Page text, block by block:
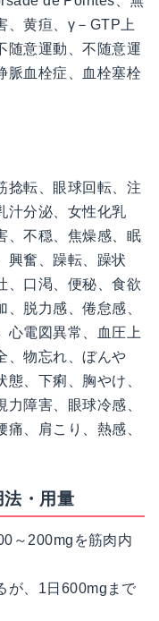
、黄疸、γ－GTP上
随意運動、不随意運
脈血栓症、血栓塞栓
捻転、眼球回転、注
汁分泌、女性化乳
、不穏、焦燥感、眠
興奮、躁転、躁状
、口渇、便秘、食欲
脱力感、倦怠感、
心電図異常、血圧上
、物忘れ、ぼんや
、下痢、胸やけ、
障害、眼球冷感、
、肩こり、熱感、
法・用量
～200mgを筋肉内
が、1日600mgまで